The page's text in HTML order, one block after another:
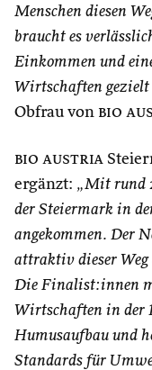
Menschen diesen
braucht es
Einkommen und
Wirtschaften
Obfrau von bio
bio austria
ergänzt: „Mit rund
der Steiermark in
angekommen. Der
attraktiv dieser Weg
Die Finalist:innen
Wirtschaften in der
Humusaufbau und
Standards für